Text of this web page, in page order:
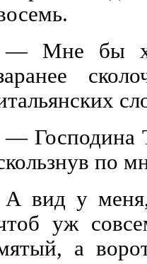
— Мне бы
— Господина
по
А вид у
уж
а